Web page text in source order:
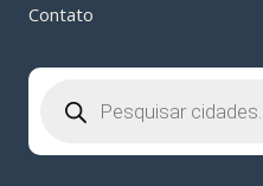
Contato
produtos